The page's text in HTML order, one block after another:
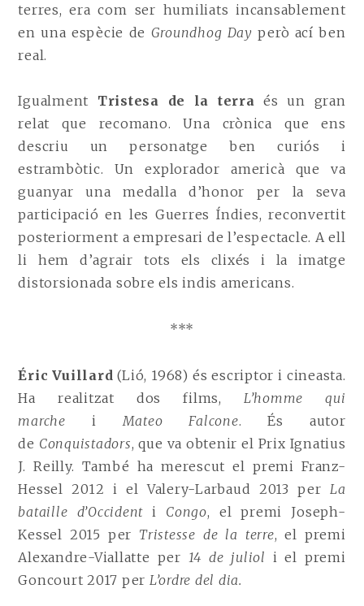
terres, era com ser humiliats incansablement
en una espècie de Groundhog Dayperò ací ben
real.
Igualment Tristesa de la terraés un gran
relat que recomano. Una crònica que ens
descriu un personatge ben curiós i
estrambòtic. Un explorador americà que va
guanyar una medalla d’honor per la seva
participació en les Guerres Índies, reconvertit
posteriorment a empresari de l’espectacle. A ell
li hem d’agrair tots els clixés i la imatge
distorsionada sobre els indis americans.
***
Éric Vuillard (Lió, 1968) és escriptor i cineasta.
Ha realitzat dos films, L’homme qui
marche iMateo Falcone. És autor
de Conquistadors, que va obtenir el Prix Ignatius
J. Reilly. També ha merescut el premi Franz-
Hessel 2012 i el Valery-Larbaud 2013 perLa
bataille d’Occident i Congo, el premi Joseph-
Kessel 2015 per Tristesse de la terre, el premi
Alexandre-Viallatte per 14 de juliol i el premi
Goncourt 2017 per L’ordre del dia.